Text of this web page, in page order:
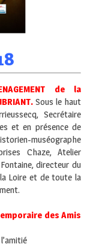
de la
Sous le haut
Secrétaire
et en présence de
muséographe
Chaze, Atelier
directeur du
Loire et de toute la
des Amis